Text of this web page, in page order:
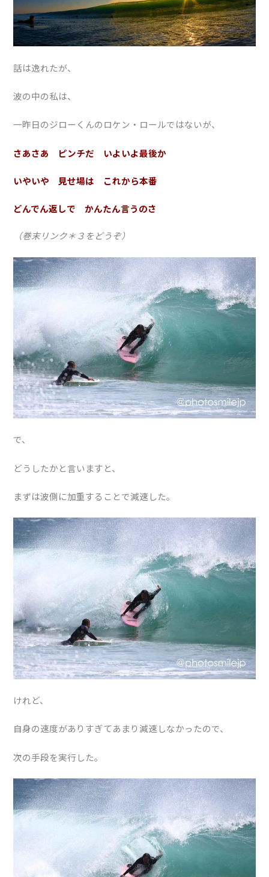
話は逸れたが、
波の中の私は、
一昨日のジローくんのロケン・ロールではないが、
さあさあ ピンチだ いよいよ最後か
いやいや 見せ場は これから本番
どんでん返しで かんたん言うのさ
（巻末リンク＊３をどうぞ）
で、
どうしたかと言いますと、
まずは波側に加重することで減速した。
けれど、
自身の速度がありすぎてあまり減速しなかったので、
次の手段を実行した。